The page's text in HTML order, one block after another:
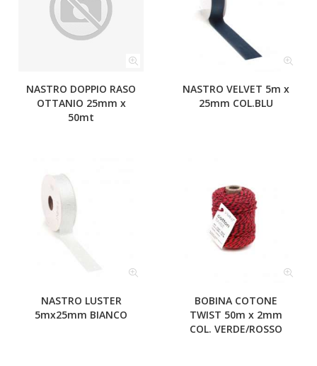
NASTRO DOPPIO RASO
OTTANIO 25mm x
50mt
NASTRO VELVET 5m x
25mm COL.BLU
NASTRO LUSTER
5mx25mm BIANCO
BOBINA COTONE
TWIST 50m x 2mm
COL. VERDE/ROSSO